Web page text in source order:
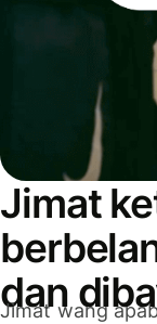
Jimat
dan
Jimat wang